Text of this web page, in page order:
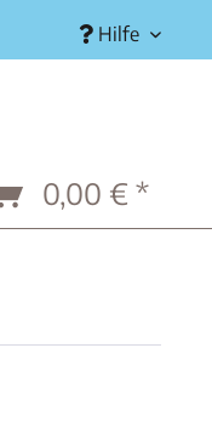
Hilfe
0,00 € *